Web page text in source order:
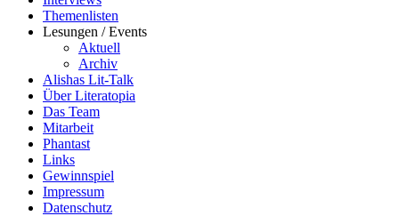
Themenlisten
Lesungen / Events
Aktuell
Archiv
Alishas Lit-Talk
Über Literatopia
Das Team
Mitarbeit
Phantast
Links
Gewinnspiel
Impressum
Datenschutz